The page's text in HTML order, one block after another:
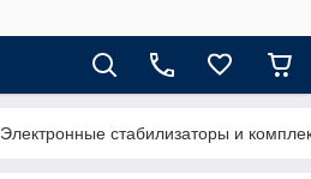
Электронные стабилизаторы и